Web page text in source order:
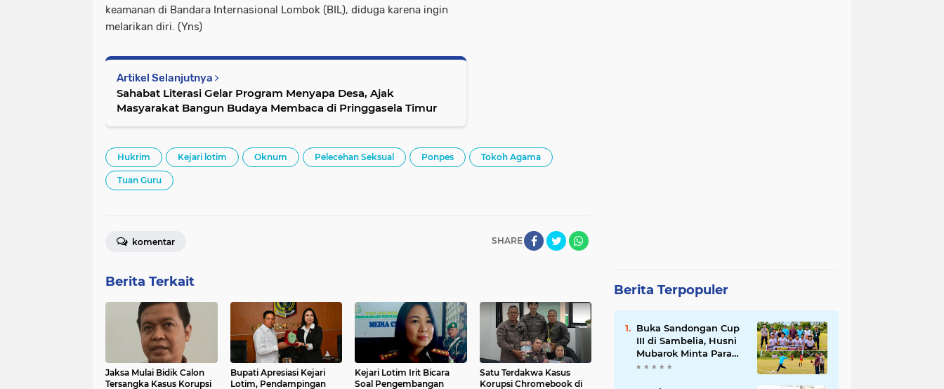
keamanan di Bandara Internasional Lombok (BIL), diduga karena ingin
melarikan diri. (Yns)
Artikel Selanjutnya
Sahabat Literasi Gelar Program Menyapa Desa, Ajak
Masyarakat Bangun Budaya Membaca di Pringgasela Timur
Hukrim Kejari lotim Oknum Pelecehan Seksual Ponpes Tokoh Agama
Tuan Guru
SHARE
komentar
Berita Terkait
Jaksa Mulai Bidik Calon
Tersangka Kasus Korupsi
Bupati Apresiasi Kejari
Lotim, Pendampingan
Kejari Lotim Irit Bicara
Soal Pengembangan
Satu Terdakwa Kasus
Korupsi Chromebook di
Berita Terpopuler
Buka Sandongan Cup
III di Sambelia, Husni
Mubarok Minta Para
Pemain Tertib dan